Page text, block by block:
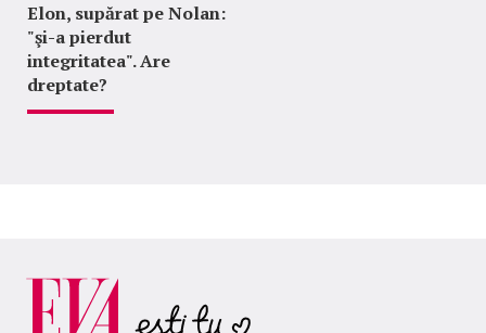
Elon, supărat pe Nolan:
"şi-a pierdut
integritatea". Are
dreptate?